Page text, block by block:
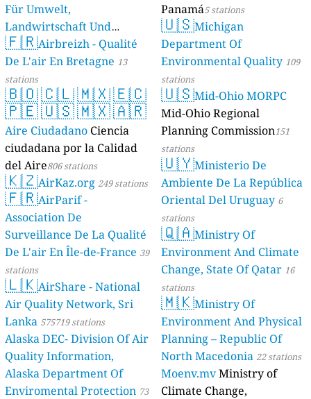
Für Umwelt,
Landwirtschaft Und
Geologie) 50 stations
🇫🇷Airbreizh - Qualité
De L'air En Bretagne 13
stations
🇧🇴🇨🇱🇲🇽🇪🇨
🇵🇪🇺🇸🇲🇽🇦🇷
Aire Ciudadano Ciencia
ciudadana por la Calidad
del Aire806 stations
🇰🇿AirKaz.org 249 stations
🇫🇷AirParif -
Association De
Surveillance De La Qualité
De L'air En Île-de-France 39
stations
🇱🇰AirShare - National
Air Quality Network, Sri
Lanka 575719 stations
Alaska DEC- Division Of Air
Quality Information,
Alaska Department Of
Enviromental Protection 73
Panamá5 stations
🇺🇸Michigan
Department Of
Environmental Quality 109
stations
🇺🇸Mid-Ohio MORPC
Mid-Ohio Regional
Planning Commission151
stations
🇺🇾Ministerio De
Ambiente De La República
Oriental Del Uruguay 6
stations
🇶🇦Ministry Of
Environment And Climate
Change, State Of Qatar 16
stations
🇲🇰Ministry Of
Environment And Physical
Planning – Republic Of
North Macedonia 22 stations
Moenv.mvMinistry of
Climate Change,